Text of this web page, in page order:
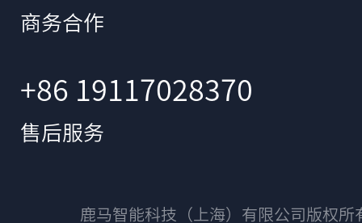
商务合作
+86 19117028370
售后服务
鹿马智能科技（上海）有限公司版权